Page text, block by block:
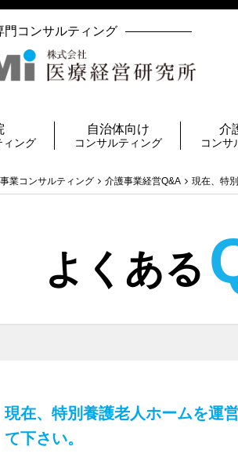
門コンサルティング
ィング
自治体向け
コンサルティング
介
コンサ
業コンサルティング 介護事業経営Q&A 現在、特
よくある
現在、特別養護老人ホームを運
て下さい。